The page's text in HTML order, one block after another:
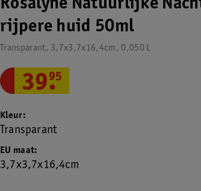
Rosalyne Natuurlijke
rijpere huid 50ml
Transparant, 3,7x3,7x16,4cm, 0,050 L
39.
95
EU maat
3,7x3,7x16,4cm
Kleur
Transparant